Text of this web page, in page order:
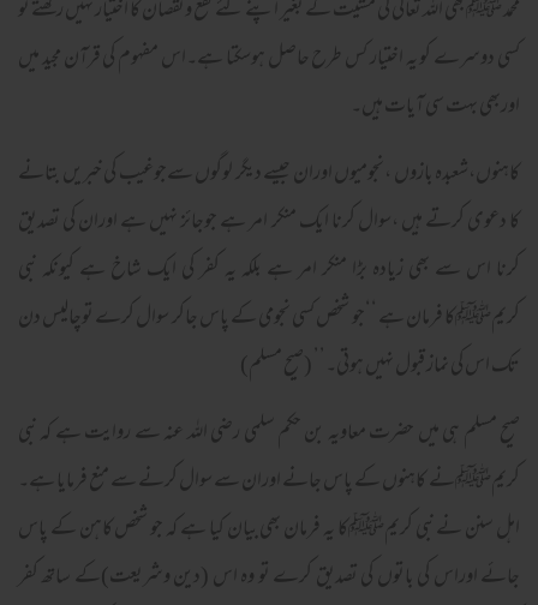
محمد ﷺبھی اللہ تعالی کی مشیت کے بغیر اپنے لئے نفع ونقصان کا اختیار نہیں رکھتے تو
کسی دوسرے کو یہ اختیار کس طرح حاصل ہوسکتا ہے۔اس مفہوم کی قرآن مجید میں
اوربھی بہت سی آیات ہیں۔
کاہنوں،شعبدہ بازوں ،نجومیوں اوران جیسے دیگر لوگوں سےجوغیب کی خبریں بتانے
کا دعوی کرتے ہیں ،سوال کرنا ایک منکر امر ہے جوجائز نہیں ہے اوران کی تصدیق
کرنا اس سے بھی زیادہ بڑا منکر امر ہے بلکہ یہ کفر کی ایک شاخ ہے کیونکہ نبی
کریمﷺکا فرمان ہے ‘‘جو شخص کسی نجومی کے پاس جاکر سوال کرے توچالیس دن
تک اس کی نماز قبول نہیں ہوتی۔’’ (صیح مسلم)
صیح مسلم ہی میں حضرت معاویہ بن حکم سلمی رضی اللہ عنہ سے روایت ہے کہ نبی
کریمﷺنے کاہنوں کے پاس جانے اوران سے سوال کرنے سے منع فرمایا ہے۔
اہل سنن نے نبی کریمﷺکا یہ فرمان بھی بیان کیا ہے کہ جو شخص کاہن کے پاس
جائے اوراس کی باتوں کی تصدیق کرے تو وہ اس (دین وشریعت)کے ساتھ کفر